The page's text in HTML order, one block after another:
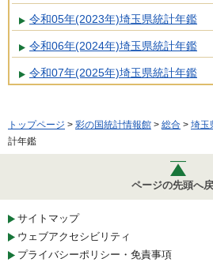
令和05年(2023年)埼玉県統計年鑑
令和06年(2024年)埼玉県統計年鑑
令和07年(2025年)埼玉県統計年鑑
トップページ > 彩の国統計情報館 > 総合 > 埼玉
計年鑑
ページの先頭へ
サイトマップ
ウェブアクセシビリティ
プライバシーポリシー・免責事項